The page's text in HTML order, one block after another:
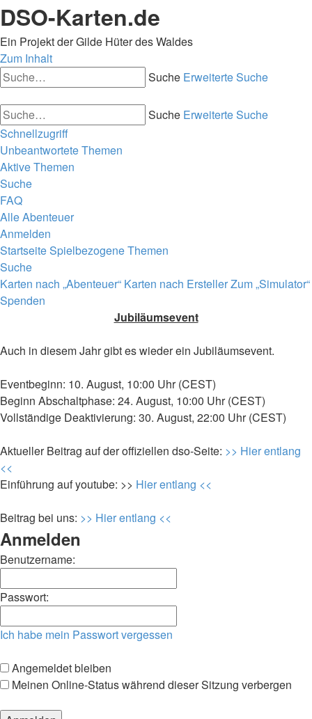
DSO-Karten.de
Ein Projekt der Gilde Hüter des Waldes
Zum Inhalt
Suche Erweiterte Suche
Suche Erweiterte Suche
Schnellzugriff
Unbeantwortete Themen
Aktive Themen
Suche
FAQ
Alle Abenteuer
Anmelden
StartseiteSpielbezogene Themen
Suche
Karten nach „Abenteuer“ Karten nach ErstellerZum „Simulator“
Spenden
Jubiläumsevent
Auch in diesem Jahr gibt es wieder ein Jubiläumsevent.
Eventbeginn: 10. August, 10:00 Uhr (CEST)
Beginn Abschaltphase: 24. August, 10:00 Uhr (CEST)
Vollständige Deaktivierung: 30. August, 22:00 Uhr (CEST)
Aktueller Beitrag auf der offiziellen dso-Seite: >> Hier entlang
<<
Einführung auf youtube: >> Hier entlang <<
Beitrag bei uns: >> Hier entlang <<
Anmelden
Benutzername:
Passwort:
Ich habe mein Passwort vergessen
Angemeldet bleiben
Meinen Online-Status während dieser Sitzung verbergen